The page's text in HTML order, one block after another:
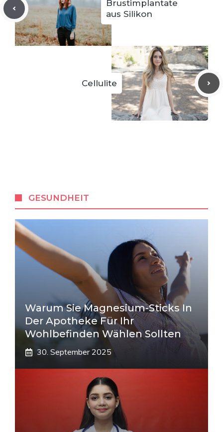
Brustimplantate
aus Silikon
Cellulite
GESUNDHEIT
Warum Sie Magnesium-Sticks In
Der Apotheke Für Ihr
Wohlbefinden Wählen Sollten
30. September 2025